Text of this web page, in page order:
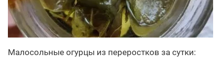
Малосольные огурцы из переростков за сутки: